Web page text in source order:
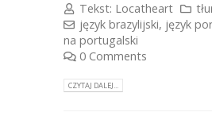
Tekst: Locatheart
język brazylijski, język
na portugalski
0 Comments
CZYTAJ DALEJ...